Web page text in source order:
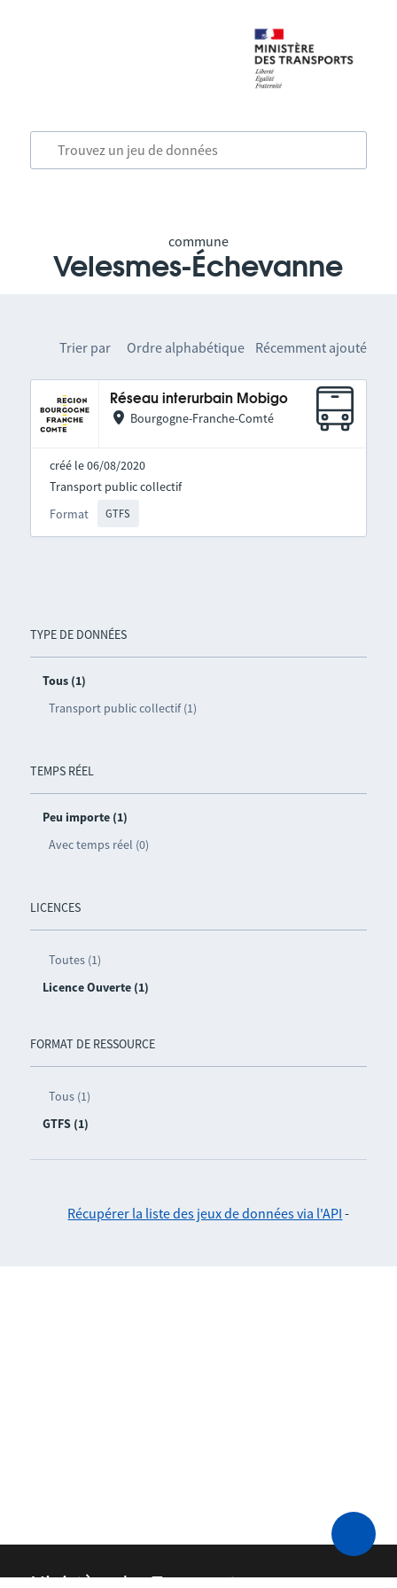
commune
Velesmes-Échevanne
TYPE DE DONNÉES
Tous (1)
Transport public collectif (1)
TEMPS RÉEL
Peu importe (1)
Avec temps réel (0)
LICENCES
Toutes (1)
Licence Ouverte (1)
FORMAT DE RESSOURCE
Tous (1)
GTFS (1)
Trier par Ordre alphabétique Récemment ajouté
Réseau interurbain Mobigo
Bourgogne-Franche-Comté
créé le 06/08/2020
Format GTFS
Transport public collectif
Récupérer la liste des jeux de données via l'API -